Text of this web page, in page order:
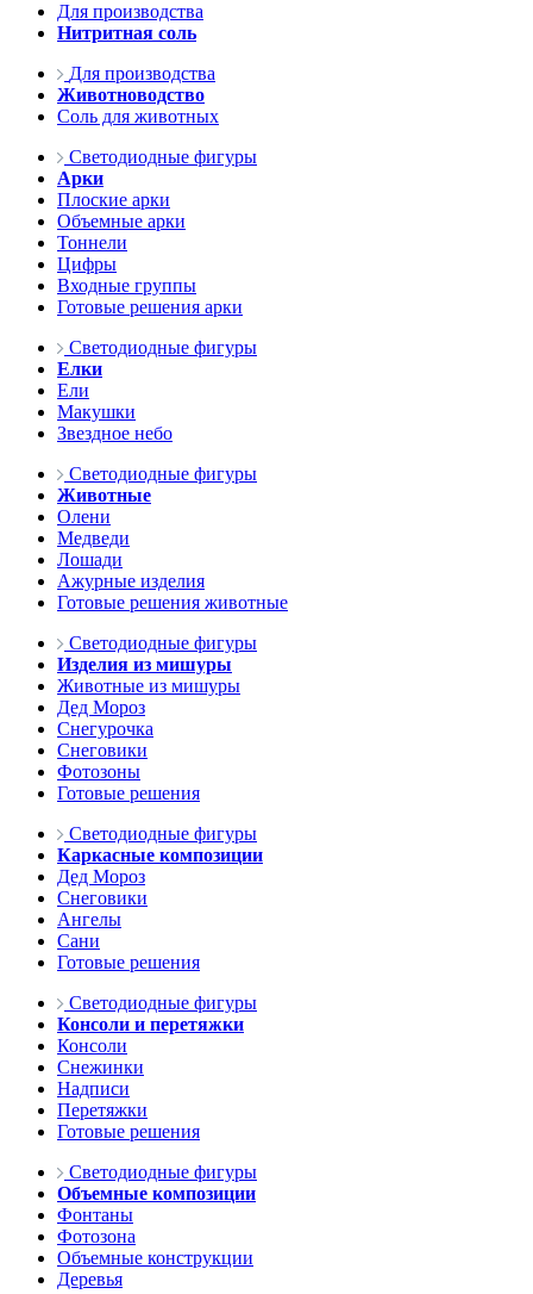
Для производства
Нитритная соль
Для производства
Животноводство
Соль для животных
Светодиодные фигуры
Арки
Плоские арки
Объемные арки
Тоннели
Цифры
Входные группы
Готовые решения арки
Светодиодные фигуры
Елки
Ели
Макушки
Звездное небо
Светодиодные фигуры
Животные
Олени
Медведи
Лошади
Ажурные изделия
Готовые решения животные
Светодиодные фигуры
Изделия из мишуры
Животные из мишуры
Дед Мороз
Снегурочка
Снеговики
Фотозоны
Готовые решения
Светодиодные фигуры
Каркасные композиции
Дед Мороз
Снеговики
Ангелы
Сани
Готовые решения
Светодиодные фигуры
Консоли и перетяжки
Консоли
Снежинки
Надписи
Перетяжки
Готовые решения
Светодиодные фигуры
Объемные композиции
Фонтаны
Фотозона
Объемные конструкции
Деревья